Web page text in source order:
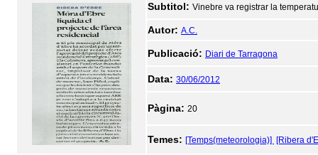
Subtitol: Vinebre va registrar la
Autor: A.C.
Publicació: Diari de Tarragona
Data: 30/06/2012
Pàgina: 20
Temes: [Temps(meteorologia)] [Ribera